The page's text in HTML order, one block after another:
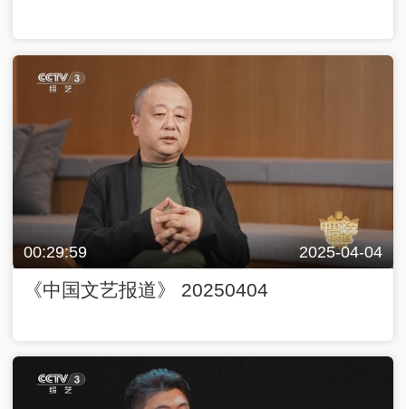
00:29:59 2025-04-04
《中国文艺报道》 20250404